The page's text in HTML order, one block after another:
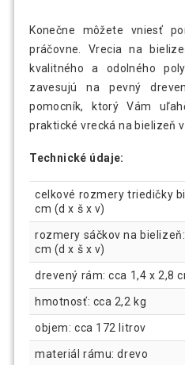
Konečne môžete vniesť
práčovne. Vrecia na
kvalitného a odolného
zavesujú na pevný
pomocník, ktorý Vám
praktické vrecká na bielizeň
Technické údaje:
celkové rozmery triedičky
cm (d x š x v)
rozmery sáčkov na
cm (d x š x v)
drevený rám: cca 1,4 x 2,8
hmotnosť: cca 2,2 kg
objem: cca 172 litrov
materiál rámu: drevo